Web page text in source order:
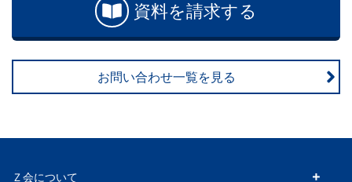
資料を請求する
お問い合わせ一覧を見る
Ｚ会について